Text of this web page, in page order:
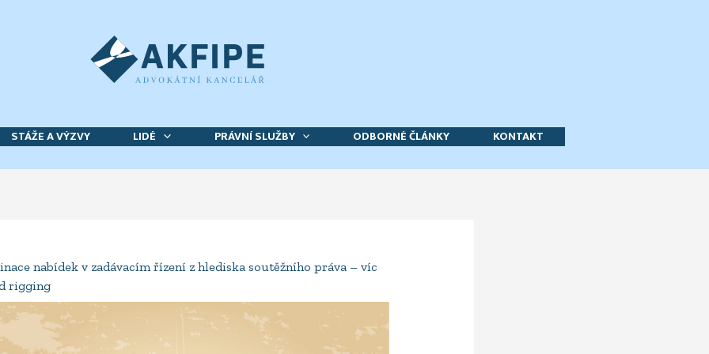
STÁŽE A VÝZVY LIDÉ PRÁVNÍ SLUŽBY ODBORNÉ ČLÁNKY KONTAKT
nabídek v zadávacím řízení z hlediska soutěžního práva – víc
rigging